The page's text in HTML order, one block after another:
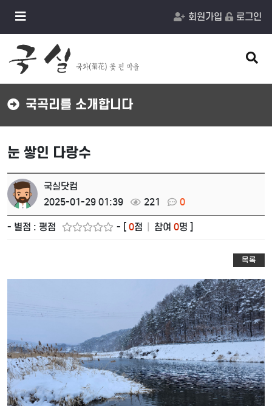
메
튼
회원가입 로그인
검
색
버
국곡리를 소개합니다
눈 쌓인 다랑수
국실닷컴
2025-01-29 01:39
221 0
- 별점 : 평점 - [ 0점 참여 0명 ]
목록